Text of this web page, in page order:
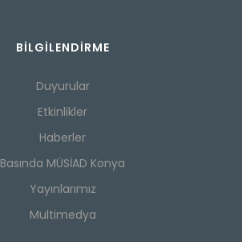
BILGILENDIRME
Duyurular
Etkinlikler
Haberler
Basında MÜSİAD Konya
Yayınlarımız
Multimedya